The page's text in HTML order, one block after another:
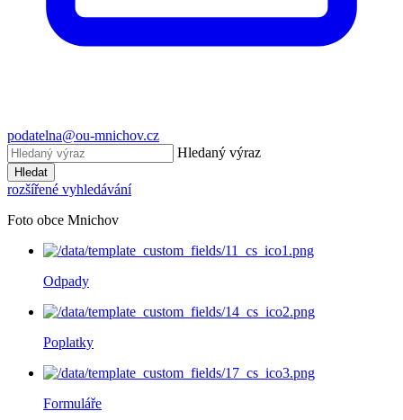
podatelna@ou-mnichov.cz
Hledaný výraz
Hledat
rozšířené vyhledávání
Foto obce Mnichov
Odpady
Poplatky
Formuláře